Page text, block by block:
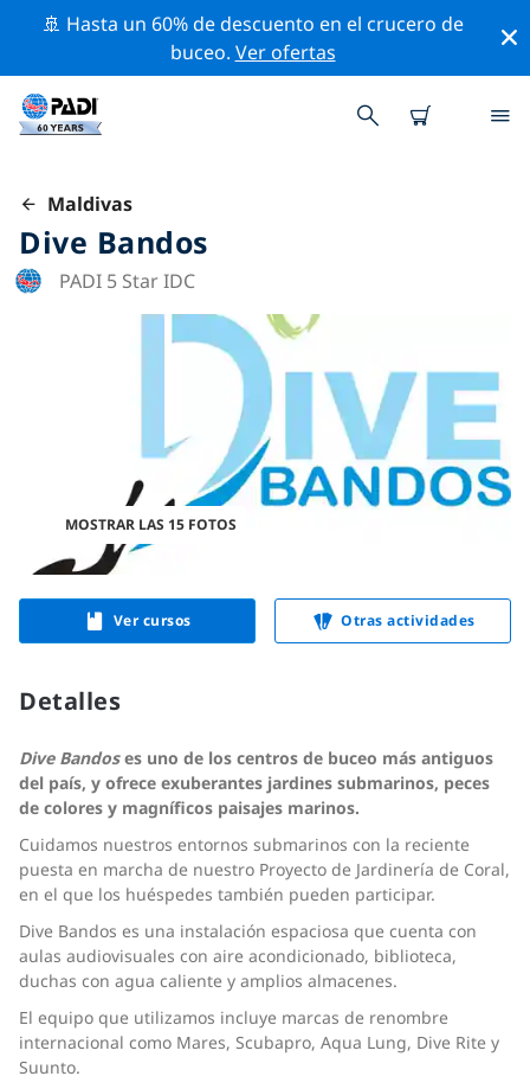
🚢 Hasta un 60% de descuento en el crucero de
buceo. Ver ofertas
Maldivas
Dive Bandos
PADI 5 Star IDC
MOSTRAR LAS 15 FOTOS
Ver cursos Otras actividades
Detalles
Dive Bandoses uno de los centros de buceo más antiguos
del país, y ofrece exuberantes jardines submarinos, peces
de colores y magníficos paisajes marinos.
Cuidamos nuestros entornos submarinos con la reciente
puesta en marcha de nuestro Proyecto de Jardinería de Coral,
en el que los huéspedes también pueden participar.
Dive Bandos es una instalación espaciosa que cuenta con
aulas audiovisuales con aire acondicionado, biblioteca,
duchas con agua caliente y amplios almacenes.
El equipo que utilizamos incluye marcas de renombre
internacional como Mares, Scubapro, Aqua Lung, Dive Rite y
Suunto.